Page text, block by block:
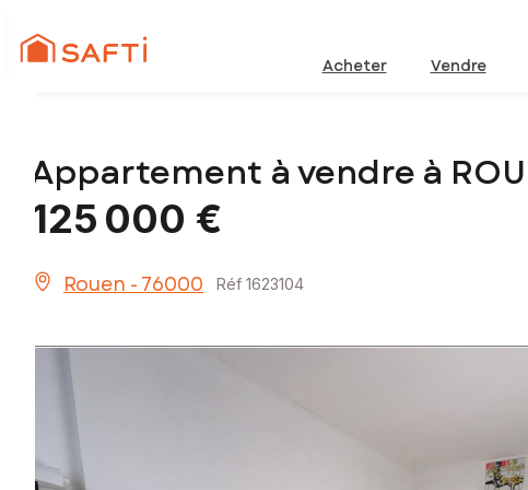
Acheter Vendre
Appartement à vendre à
125 000 €
Rouen - 76000 Réf 1623104